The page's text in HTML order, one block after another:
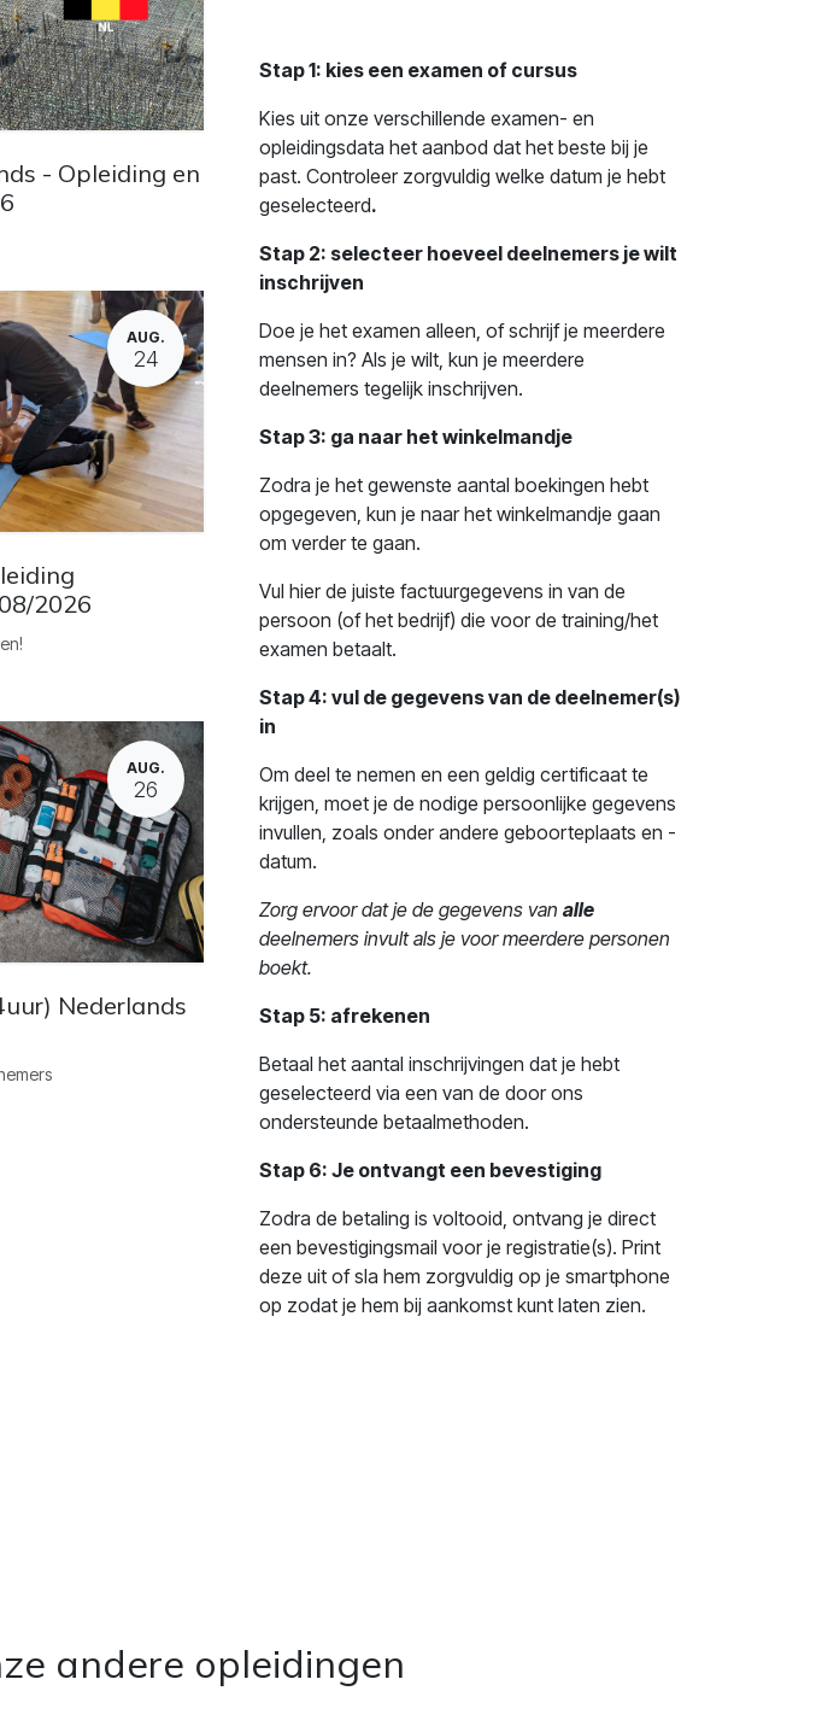
- Opleiding en
AUG.
24
2026
AUG.
26
Nederlands
Stap 1: kies een examen of cursus
Kies uit onze verschillende examen- en
opleidingsdata het aanbod dat het beste bij je
past. Controleer zorgvuldig welke datum je hebt
geselecteerd.
Stap 2: selecteer hoeveel deelnemers je wilt
inschrijven
Doe je het examen alleen, of schrijf je meerdere
mensen in? Als je wilt, kun je meerdere
deelnemers tegelijk inschrijven.
Stap 3: ga naar het winkelmandje
Zodra je het gewenste aantal boekingen hebt
opgegeven, kun je naar het winkelmandje gaan
om verder te gaan.
Vul hier de juiste factuurgegevens in van de
persoon (of het bedrijf) die voor de training/het
examen betaalt.
Stap 4: vul de gegevens van de deelnemer(s)
in
Om deel te nemen en een geldig certificaat te
krijgen, moet je de nodige persoonlijke gegevens
invullen, zoals onder andere geboorteplaats en -
datum.
Zorg ervoor dat je de gegevens van alle
deelnemers invult als je voor meerdere personen
boekt.
Stap 5: afrekenen
Betaal het aantal inschrijvingen dat je hebt
geselecteerd via een van de door ons
ondersteunde betaalmethoden.
Stap 6: Je ontvangt een bevestiging
Zodra de betaling is voltooid, ontvang je direct
een bevestigingsmail voor je registratie(s). Print
deze uit of sla hem zorgvuldig op je smartphone
op zodat je hem bij aankomst kunt laten zien.
andere opleidingen